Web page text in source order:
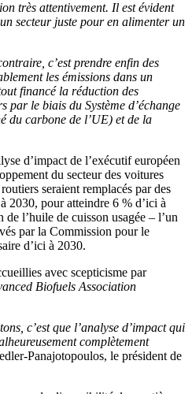
très attentivement. Il est évident
secteur juste pour en alimenter un
c’est prendre enfin des
les émissions dans un
financé la réduction des
par le biais du Système d’échange
du carbone de l’UE) et de la
d’impact de l’exécutif européen
du secteur des voitures
seraient remplacés par des
2030, pour atteindre 6 % d’ici à
l’huile de cuisson usagée – l’un
par la Commission pour le
d’ici à 2030.
avec scepticisme par
Biofuels Association
c’est que l’analyse d’impact qui
complètement
Panajotopoulos, le président de